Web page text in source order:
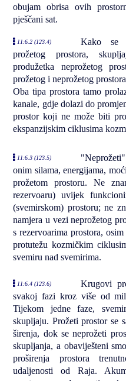
obujam obrisa ovih
pješčani sat.
11:6.2 (123.4)
Kako se
prožetog prostora,
produžetka neprožetog
prožetog i neprožetog
Oba tipa prostora tamo
kanale, gdje dolazi do
prostor koji ne može biti
ekspanzijskim ciklusima
11:6.3 (123.5)
onim silama, energijama,
prožetom prostoru. Ne
rezervoaru) uvijek
(svemirskom) prostoru; ne
namjera u vezi neprožetog
s rezervoarima prostora,
protutežu kozmičkim
svemiru nad svemirima.
11:6.4 (123.6)
Krugovi
svakoj fazi kroz više od
Tijekom jedne faze,
skupljaju. Prožeti prostor se
širenja, dok se neprožeti
skupljanja, a obaviješteni
proširenja prostora
udaljenosti od Raja.